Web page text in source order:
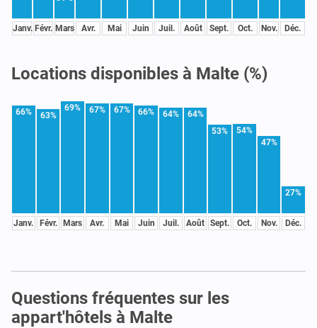
Janv. Févr. Mars Avr. Mai Juin Juil. Août Sept. Oct. Nov. Déc.
Locations disponibles à Malte (%)
66%
Janv.
63%
Févr.
69%
Mars
67%
Avr.
67%
Mai
66%
Juin
64%
Juil.
64%
Août
53%
Sept.
54%
Oct.
47%
Nov.
27%
Déc.
Questions fréquentes sur les
appart'hôtels à Malte